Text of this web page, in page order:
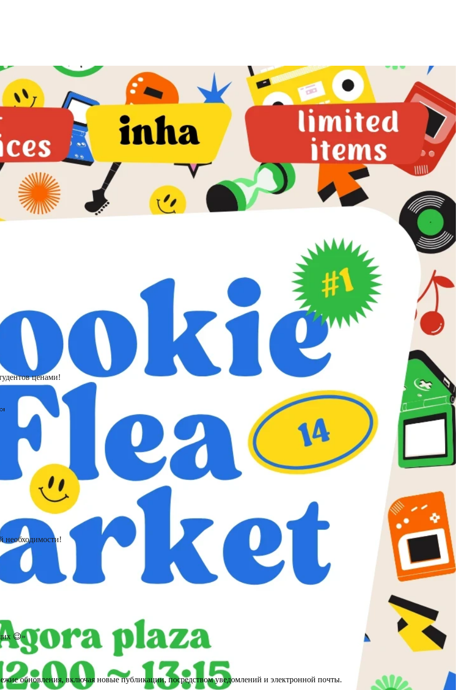
ценами!
необходимости!
😉»
обновления, включая новые публикации, посредством уведомлений и электронной почты.